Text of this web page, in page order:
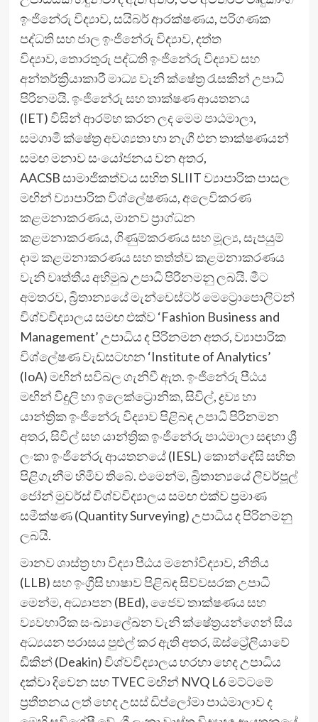
ඉංජිනේරු විද්‍යාව, සයිබර් ආරක්ෂණය, පරිගණක
පද්ධති සහ ජාල ඉංජිනේරු විද්‍යාව, දත්ත
විද්‍යාව, තොරතුරු පද්ධති ඉංජිනේරු විද්‍යාව සහ
අන්තර්ක්‍රියාකාරී මාධ්‍ය වැනි ක්ෂේත්‍ර රැසකින් උපාධි
පිරිනමයි. ඉංජිනේරු සහ තාක්ෂණ ආයතනය
(IET) විසින් ආරම්භ කරන ලද මෙම පාඨමාලා,
සමගාමී ක්ෂේත්‍ර අවශ්‍යතා හා නැගී එන තාක්ෂණයන්
සමඟ මනාව සං‍යෝජනය වන අතර,
AACSB සාමාජිකත්වය සහිත SLIIT ව්‍යාපාරික පාසල
මඟින් ව්‍යාපාරික විශ්ලේෂණය, අලෙවිකරණ
කළමනාකරණය, මානව ප්‍රාග්ධන
කළමනාකරණය, ගිණුම්කරණය සහ මූල්‍ය, සැපයුම්
දාම කළමනාකරණය සහ තත්ත්ව කළමනාකරණය
වැනි වෘත්තීය අභිමුඛ උපාධි පිරිනමනු ලබයි. මීට
අමතරව, බ්‍රිතාන්‍යයේ මැන්චෙස්ටර් මෙට්‍රොපොලිටන්
විශ්වවිද්‍යාලය සමඟ එක්ව ‘Fashion Business and
Management’ උපාධිය ද පිරිනමන අතර, ව්‍යාපාරික
විශ්ලේෂණ වැඩසටහන ‘Institute of Analytics’
(IoA) මඟින් සවිබල ගැනිවී ඇත. ඉංජිනේරු පීඨය
මඟින් විදුලි හා ඉලෙක්ට්‍රොනික, සිවිල්, ද්‍රව්‍ය හා
යාන්ත්‍රික ඉංජිනේරු විද්‍යාව පිළිබඳ උපාධි පිරිනමන
අතර, සිවිල් සහ යාන්ත්‍රික ඉංජිනේරු පාඨමාලා සඳහා ශ්‍රී
ලංකා ඉංජිනේරු ආයතනයේ (IESL) කොන්දේසි සහිත
පිළිගැනීම හිමිව තිබේ. එමෙන්ම, බ්‍රිතාන්‍යයේ ලිවර්පූල්
ජෝන් මුවර්ස් විශ්වවිද්‍යාලය සමඟ එක්ව ප්‍රමාණ
සමීක්ෂණ (Quantity Surveying) උපාධිය ද පිරිනමනු
ලබයි.
මානව ශාස්ත්‍ර හා විද්‍යා පීඨය මනෝවිද්‍යාව, නීතිය
(LLB) සහ ඉංග්‍රීසි භාෂාව පිළිබඳ සිව්වසරක උපාධි
මෙන්ම, අධ්‍යාපන (BEd), ජෛව තාක්ෂණය සහ
ව්‍යවහාරික සංඛ්‍යාලේඛන වැනි ක්ෂේත්‍රයන්ගෙන් සිය
අධ්‍යයන පරාසය පුළුල් කර ඇති අතර, ඕස්ට්‍රේලියාවේ
ඩීකින් (Deakin) විශ්වවිද්‍යාලය හරහා හෙද උපාධිය
දක්වා දිවෙන සහ TVEC මඟින් NVQ L6 මට්ටමේ
ප්‍රතීතනය ලත් හෙද උසස් ඩිප්ලෝමා පාඨමාලාව ද